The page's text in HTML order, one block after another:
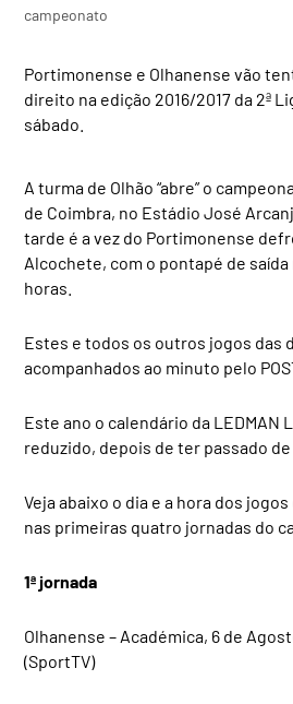
campeonato
Portimonense e Olhanense vão
direito na edição 2016/2017 da 2ª
sábado.
A turma de Olhão “abre” o
de Coimbra, no Estádio José
tarde é a vez do Portimonense
Alcochete, com o pontapé de saída
horas.
Estes e todos os outros jogos das
acompanhados ao minuto pelo
Este ano o calendário da LEDMAN
reduzido, depois de ter passado de
Veja abaixo o dia e a hora dos
nas primeiras quatro jornadas do
1ª jornada
Olhanense – Académica, 6 de
(SportTV)